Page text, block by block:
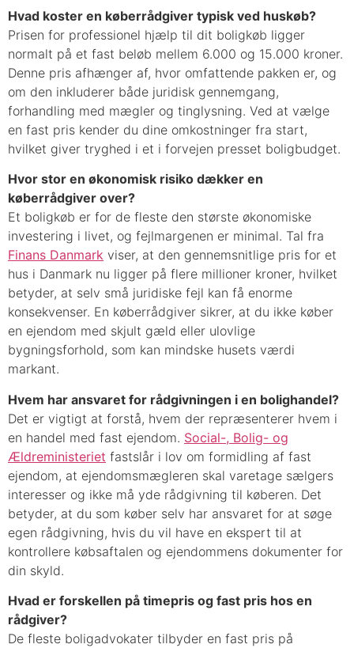
Hvad koster en køberrådgiver typisk ved huskøb?
Prisen for professionel hjælp til dit boligkøb ligger
normalt på et fast beløb mellem 6.000 og 15.000 kroner.
Denne pris afhænger af, hvor omfattende pakken er, og
om den inkluderer både juridisk gennemgang,
forhandling med mægler og tinglysning. Ved at vælge
en fast pris kender du dine omkostninger fra start,
hvilket giver tryghed i et i forvejen presset boligbudget.
Hvor stor en økonomisk risiko dækker en
køberrådgiver over?
Et boligkøb er for de fleste den største økonomiske
investering i livet, og fejlmargenen er minimal. Tal fra
Finans Danmark viser, at den gennemsnitlige pris for et
hus i Danmark nu ligger på flere millioner kroner, hvilket
betyder, at selv små juridiske fejl kan få enorme
konsekvenser. En køberrådgiver sikrer, at du ikke køber
en ejendom med skjult gæld eller ulovlige
bygningsforhold, som kan mindske husets værdi
markant.
Hvem har ansvaret for rådgivningen i en bolighandel?
Det er vigtigt at forstå, hvem der repræsenterer hvem i
en handel med fast ejendom. Social-, Bolig- og
Ældreministeriet fastslår i lov om formidling af fast
ejendom, at ejendomsmægleren skal varetage sælgers
interesser og ikke må yde rådgivning til køberen. Det
betyder, at du som køber selv har ansvaret for at søge
egen rådgivning, hvis du vil have en ekspert til at
kontrollere købsaftalen og ejendommens dokumenter for
din skyld.
Hvad er forskellen på timepris og fast pris hos en
rådgiver?
De fleste boligadvokater tilbyder en fast pris på